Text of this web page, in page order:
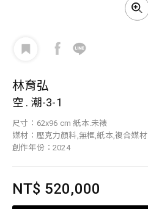
林育弘
空 . 潮-3-1
尺寸：62x96 cm 紙本.未裱
媒材：壓克力顏料,無框,紙本,複合媒材
創作年份：2024
NT$ 520,000